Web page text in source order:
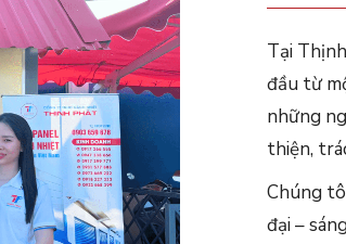
Tại
đầu từ
những
thiện,
Chúng
đại –